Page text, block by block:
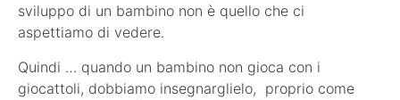
sviluppo di un bambino non è quello che ci
aspettiamo di vedere.
Quindi … quando un bambino non gioca con i
giocattoli, dobbiamo insegnarglielo, proprio come